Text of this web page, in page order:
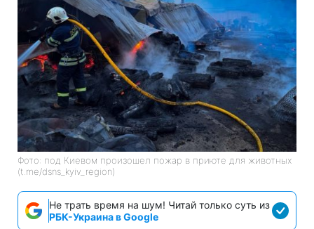
Фото: под Киевом произошел пожар в приюте для животных
(t.me/dsns_kyiv_region)
Не трать время на шум! Читай только суть из
РБК-Украина в Google